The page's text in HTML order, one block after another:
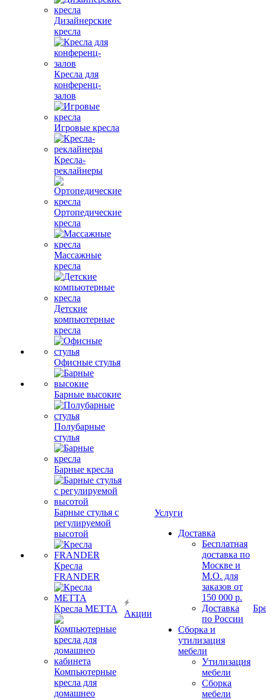
Дизайнерские
кресла
Кресла для
конференц-
залов
Игровые кресла
Кресла-
реклайнеры
Ортопедические
кресла
Массажные
кресла
Детские
компьютерные
кресла
Офисные стулья
Барные высокие
Полубарные
стулья
Барные кресла
Барные стулья с
регулируемой
высотой
Кресла
FRANDER
Кресла METTA
Компьютерные
кресла для
домашнео
Акции
Услуги
Доставка
Бесплатная
доставка по
Москве и
М.О. для
заказов от
150 000 р.
Доставка
по России
Сборка и
утилизация
мебели
Утилизация
мебели
Сборка
мебели